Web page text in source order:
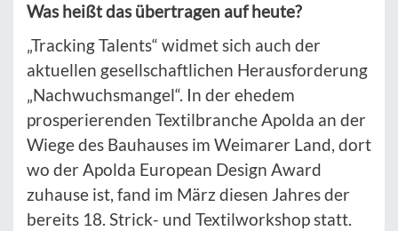
Was heißt das übertragen auf heute?
„Tracking Talents“ widmet sich auch der
aktuellen gesellschaftlichen Herausforderung
„Nachwuchsmangel“. In der ehedem
prosperierenden Textilbranche Apolda an der
Wiege des Bauhauses im Weimarer Land, dort
wo der Apolda European Design Award
zuhause ist, fand im März diesen Jahres der
bereits 18. Strick- und Textilworkshop statt.